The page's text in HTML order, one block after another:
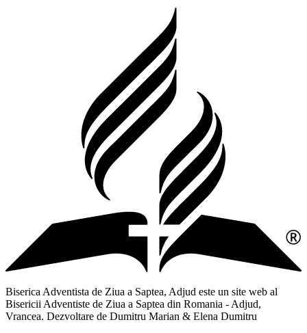
Biserica Adventista de Ziua a Saptea, Adjud este un site web al
Bisericii Adventiste de Ziua a Saptea din Romania - Adjud,
Vrancea. Dezvoltare de Dumitru Marian & Elena Dumitru